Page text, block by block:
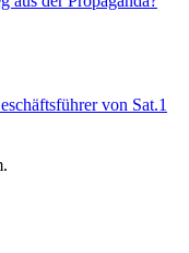
von Sat.1